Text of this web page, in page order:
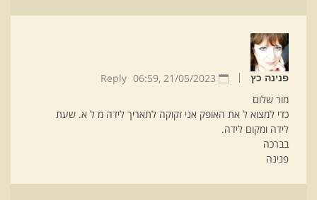
פנינה כץ 21/05/2023 ,
06:59
Reply
מור שלום
כדי למצוא ל את האופק אני זקוקה לתאריך לידה מ ל א. שעת
לידה ומקום לידה.
בברכה
פנינה